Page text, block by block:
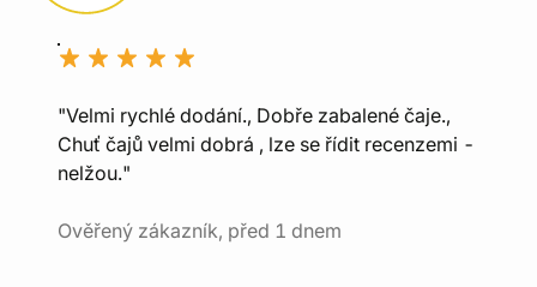
"Velmi rychlé dodání., Dobře zabalené čaje.,
Chuť čajů velmi dobrá , lze se řídit recenzemi -
nelžou."
Ověřený zákazník, před 1 dnem